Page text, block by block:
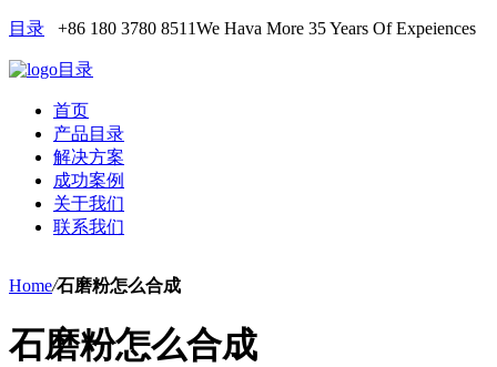
目录 +86 180 3780 8511We Hava More 35 Years Of Expeiences
目录
首页
产品目录
解决方案
成功案例
关于我们
联系我们
Home/石磨粉怎么合成
石磨粉怎么合成